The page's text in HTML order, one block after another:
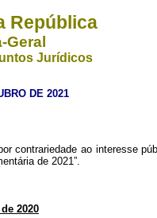
República
Geral
Jurídicos
DE 2021
ao interesse
de 2021”.
2020